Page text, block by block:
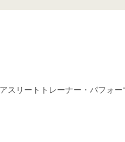
スリートトレーナー・パフォ